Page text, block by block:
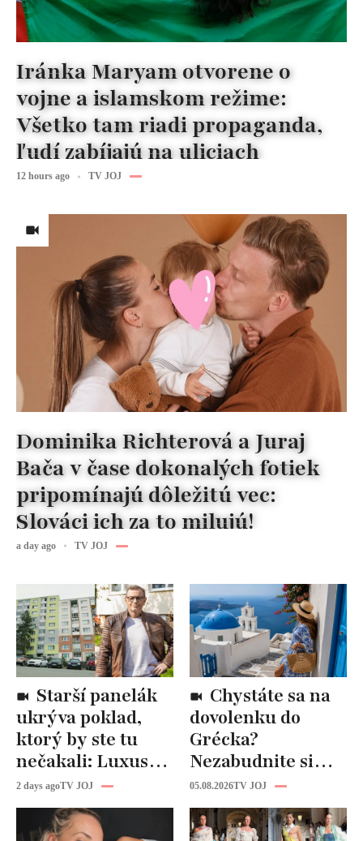
Iránka Maryam otvorene o
vojne a islamskom režime:
Všetko tam riadi propaganda,
ľudí zabíjajú na uliciach
12 hours ago TV JOJ
Dominika Richterová a Juraj
Bača v čase dokonalých fotiek
pripomínajú dôležitú vec:
Slováci ich za to milujú!
a day ago TV JOJ
ukrýva poklad,
ktorý by ste tu
nečakali: Luxusná
kuchyňa aj
kúpeľňa ako z
novostavby!
2 days agoTV JOJ
dovolenku do
Grécka?
Nezabudnite si
odtiaľ uloviť tieto
štýlové kúsky
05.08.2026TV JOJ